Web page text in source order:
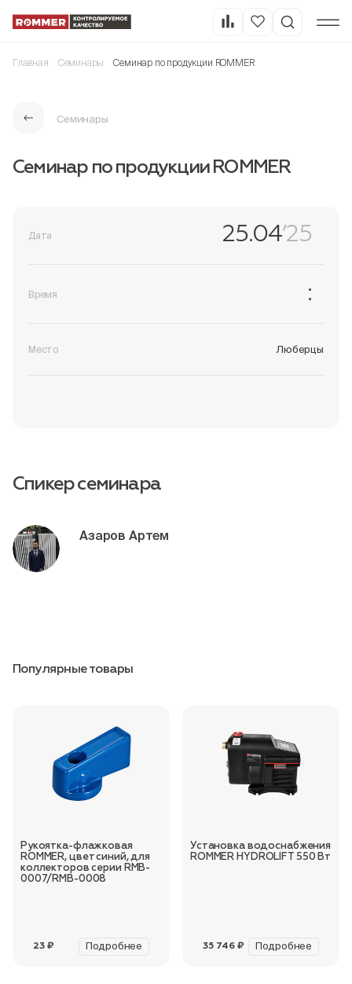
Главная Семинары Семинар по продукции ROMMER
Семинары
Семинар по продукции ROMMER
Дата 25.04’25
Время :
Место Люберцы
Спикер семинара
Азаров Артем
Популярные товары
Рукоятка-флажковая
ROMMER, цвет синий, для
коллекторов серии RMB-
0007/RMB-0008
23 ₽ Подробнее
Установка водоснабжения
ROMMER HYDROLIFT 550 Вт
35 746 ₽ Подробнее